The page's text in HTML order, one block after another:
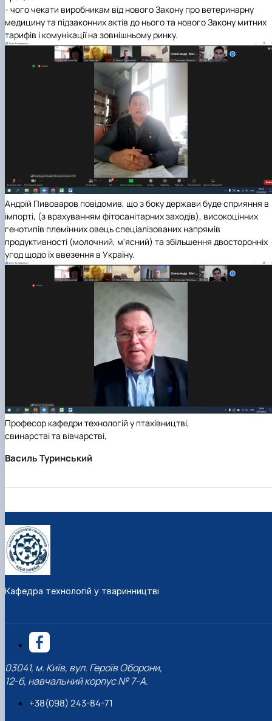
- чого чекати виробникам від нового Закону про ветеринарну
медицину та підзаконних актів до нього та нового Закону митних
тарифів і комунікації на зовнішньому ринку.
Андрій Пивоваров повідомив, що з боку держави буде сприяння в
імпорті, (з врахуванням фітосанітарних заходів), високоцінних
генотипів племінних овець спеціалізованих напрямів
продуктивності (молочний, м'ясний) та збільшення двосторонніх
угод щодо їх ввезення в Україну.
Професор кафедри технологій у птахівництві,
свинарстві та вівчарстві,
Василь Туринський
Кафедра технологій у тваринництві
03041, м. Київ, вул. Героїв Оборони,
12-б, навчальний корпус № 7-А.
+38(098) 243-84-71